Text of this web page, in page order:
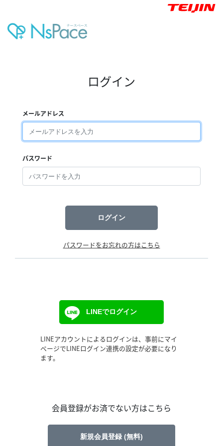
ログイン
メールアドレス
パスワード
ログイン
パスワードをお忘れの方はこちら
LINEでログイン
LINEアカウントによるログインは、事前にマイ
ページでLINEログイン連携の設定が必要になり
ます。
会員登録がお済でない方はこちら
新規会員登録 (無料)